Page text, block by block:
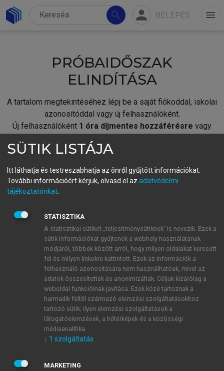
search person BELÉPÉS menu
PRÓBAIDŐSZAK
ELINDÍTÁSA
A tartalom megtekintéséhez lépj be a saját fiókoddal, iskolai
azonosítóddal vagy új felhasználóként.
Új felhasználóként 1 óra díjmentes hozzáférésre vagy
fiókoddal,vagy hozz létre új fiókot.
A regisztráció után apróbaidőszakautomatikusan
BELÉPÉS SAJÁT FIÓKKAL
ÚJ FIÓK LÉTREHOZÁSA
1 óra díjmentes hozzáférés
E-MAIL-CÍM
JELSZÓ
SÜTIK LISTÁJA
Itt láthatja és testreszabhatja az önről gyűjtött információkat.
További információért kérjük, olvasd el az adatvédelmi
tájékoztatónkat
STATISZTIKA
A statisztikai sütiket „teljesítménysütiknek” is nevezik. Ezek a
sütik információkat gyűjtenek a webhely használatának
módjáról, többek között arról, hogy milyen oldalakat keresett
fel és milyen linkekre kattintott. Ezek az információk a
felhasználó azonosítására nem használhatóak, mivel az
adatok összesítettek és anonimizáltak. Céljuk kizárólag a
weboldal funkcióinak javítása. Ezek közé tartoznak a
harmadik féltől származó elemzési szolgáltatásokhoz
tartozó sütik; ilyen elemzési szolgáltatások a
látogatóelemzések, a hőtérképek és a közösségi
médiaanalitika.
↓ 1 szolgáltatás
MARKETING